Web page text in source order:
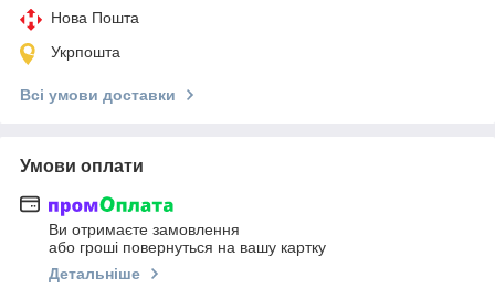
Нова Пошта
Укрпошта
Всі умови доставки
Умови оплати
Ви отримаєте замовлення
або гроші повернуться на вашу картку
Детальніше